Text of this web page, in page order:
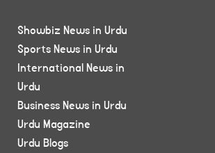
Showbiz News in Urdu
Sports News in Urdu
International News in
Urdu
Business News in Urdu
Urdu Magazine
Urdu Blogs